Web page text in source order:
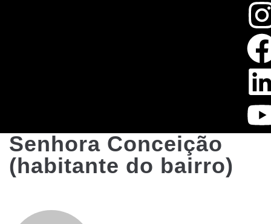
Senhora Conceição
(habitante do bairro)